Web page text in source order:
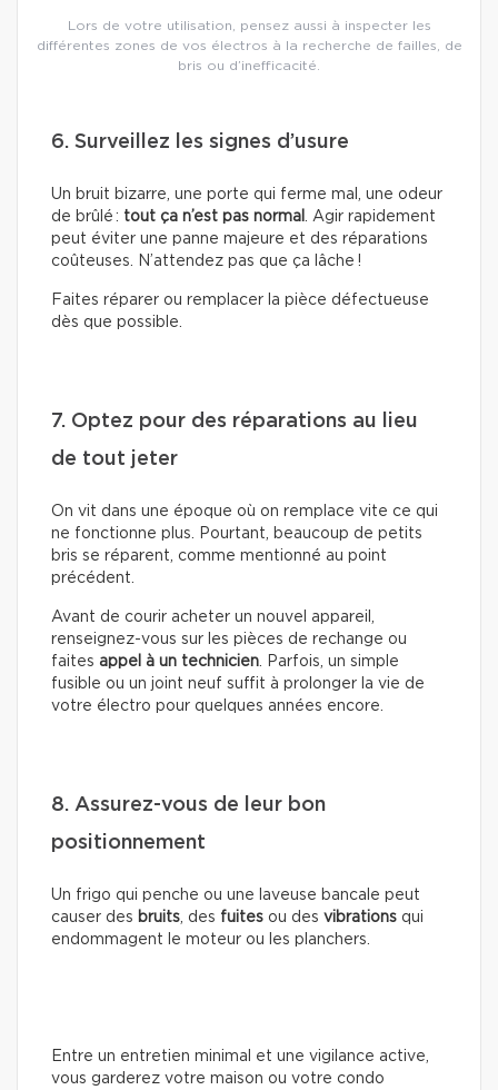
Lors de votre utilisation, pensez aussi à inspecter les
différentes zones de vos électros à la recherche de failles, de
bris ou d’inefficacité.
6. Surveillez les signes d’usure
Un bruit bizarre, une porte qui ferme mal, une odeur
de brûlé : tout ça n’est pas normal
. Agir rapidement
peut éviter une panne majeure et des réparations
coûteuses. N’attendez pas que ça lâche !
Faites réparer ou remplacer la pièce défectueuse
dès que possible.
7. Optez pour des réparations au lieu
de tout jeter
On vit dans une époque où on remplace vite ce qui
ne fonctionne plus. Pourtant, beaucoup de petits
bris se réparent, comme mentionné au point
précédent.
Avant de courir acheter un nouvel appareil,
renseignez-vous sur les pièces de rechange ou
faites appel à un technicien . Parfois, un simple
fusible ou un joint neuf suffit à prolonger la vie de
votre électro pour quelques années encore.
8. Assurez-vous de leur bon
positionnement
Un frigo qui penche ou une laveuse bancale peut
causer des bruits , des fuites ou des vibrations qui
endommagent le moteur ou les planchers.
Entre un entretien minimal et une vigilance active,
vous garderez votre maison ou votre condo